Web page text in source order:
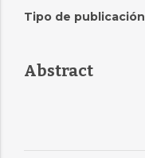
Tipo de publicación
Abstract